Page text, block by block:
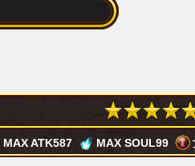
MAX ATK587 MAX SOUL99